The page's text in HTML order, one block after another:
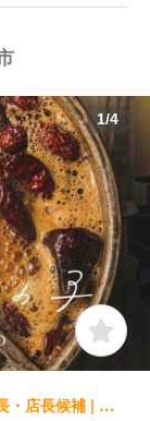
1/4
中華料理・中国料理, 専門店（各国料理） | 店長・店長候補 | 裏の山の木の子 裏の山の木の子 渋谷